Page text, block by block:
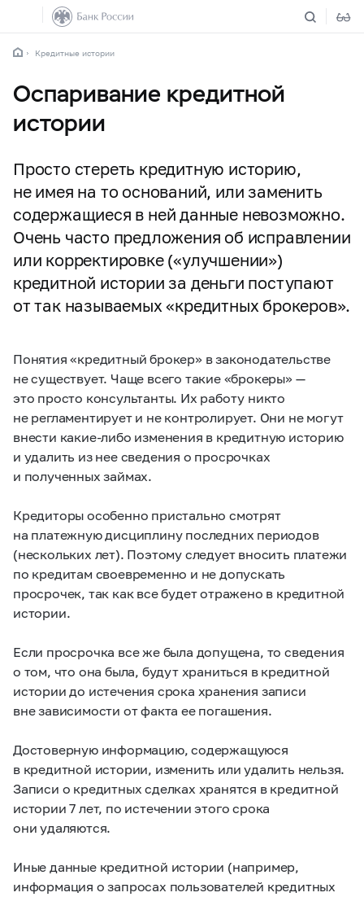
Кредитные истории
Оспаривание кредитной
истории
Просто стереть кредитную историю,
не имея на то оснований, или заменить
содержащиеся в ней данные невозможно.
Очень часто предложения об исправлении
или корректировке («улучшении»)
кредитной истории за деньги поступают
от так называемых «кредитных брокеров».
Понятия «кредитный брокер» в законодательстве
не существует. Чаще всего такие «брокеры» —
это просто консультанты. Их работу никто
не регламентирует и не контролирует. Они не могут
внести какие-либо изменения в кредитную историю
и удалить из нее сведения о просрочках
и полученных займах.
Кредиторы особенно пристально смотрят
на платежную дисциплину последних периодов
(нескольких лет). Поэтому следует вносить платежи
по кредитам своевременно и не допускать
просрочек, так как все будет отражено в кредитной
истории.
Если просрочка все же была допущена, то сведения
о том, что она была, будут храниться в кредитной
истории до истечения срока хранения записи
вне зависимости от факта ее погашения.
Достоверную информацию, содержащуюся
в кредитной истории, изменить или удалить нельзя.
Записи о кредитных сделках хранятся в кредитной
истории 7 лет, по истечении этого срока
они удаляются.
Иные данные кредитной истории (например,
информация о запросах пользователей кредитных